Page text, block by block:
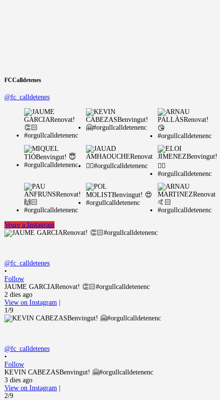
FCCalldetenes
@fc_calldetenes
Veure a Instagram
@fc_calldetenes
•
Follow
JAUME GARCIARenovat! 👏🏻#orgullcalldetenenc
2 dies ago
View on Instagram |
1/9
@fc_calldetenes
•
Follow
KEVIN CABEZASBenvingut! 🤗#orgullcalldetenenc
3 dies ago
View on Instagram |
2/9